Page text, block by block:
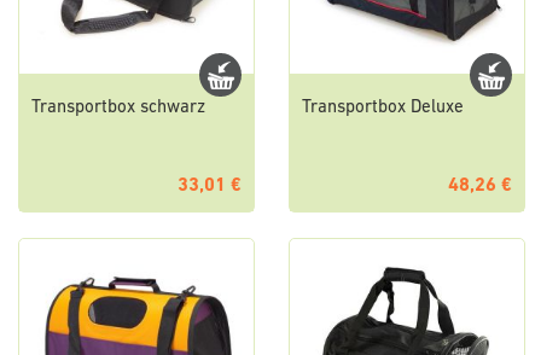
Transportbox schwarz
33,01 €
Transportbox Deluxe
48,26 €